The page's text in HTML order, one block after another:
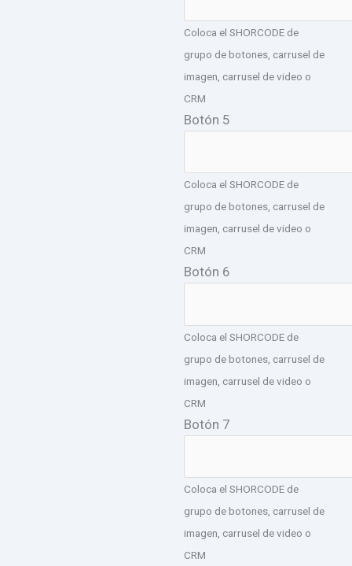
Coloca el SHORCODE de
grupo de botones, carrusel de
imagen, carrusel de video o
CRM
Botón 5
Coloca el SHORCODE de
grupo de botones, carrusel de
imagen, carrusel de video o
CRM
Botón 6
Coloca el SHORCODE de
grupo de botones, carrusel de
imagen, carrusel de video o
CRM
Botón 7
Coloca el SHORCODE de
grupo de botones, carrusel de
imagen, carrusel de video o
CRM